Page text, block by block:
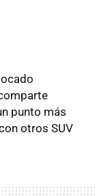
punto más
otros SUV